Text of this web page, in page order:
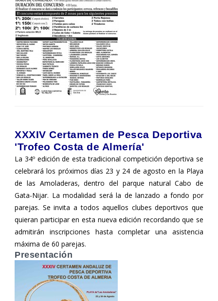
XXXIV Certamen de Pesca Deportiva
'Trofeo Costa de Almería'
La 34º edición de esta tradicional competición deportiva se
celebrará los próximos días 23 y 24 de agosto en la Playa
de las Amoladeras, dentro del parque natural Cabo de
Gata-Nijar. La modalidad será la de lanzado a fondo por
parejas. Se invita a todos aquellos clubes deportivos que
quieran participar en esta nueva edición recordando que se
admitirán inscripciones hasta completar una asistencia
máxima de 60 parejas.
Presentación